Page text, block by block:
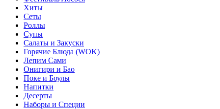
Хиты
Сеты
Роллы
Супы
Салаты и Закуски
Горячие Блюда (WOK)
Лепим Сами
Онигири и Бао
Поке и Боулы
Напитки
Десерты
Наборы и Специи